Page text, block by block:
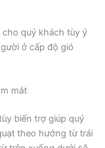
quý khách tùy ý
ở cấp độ gió
mát
biến trợ giúp quý
theo hướng từ trái